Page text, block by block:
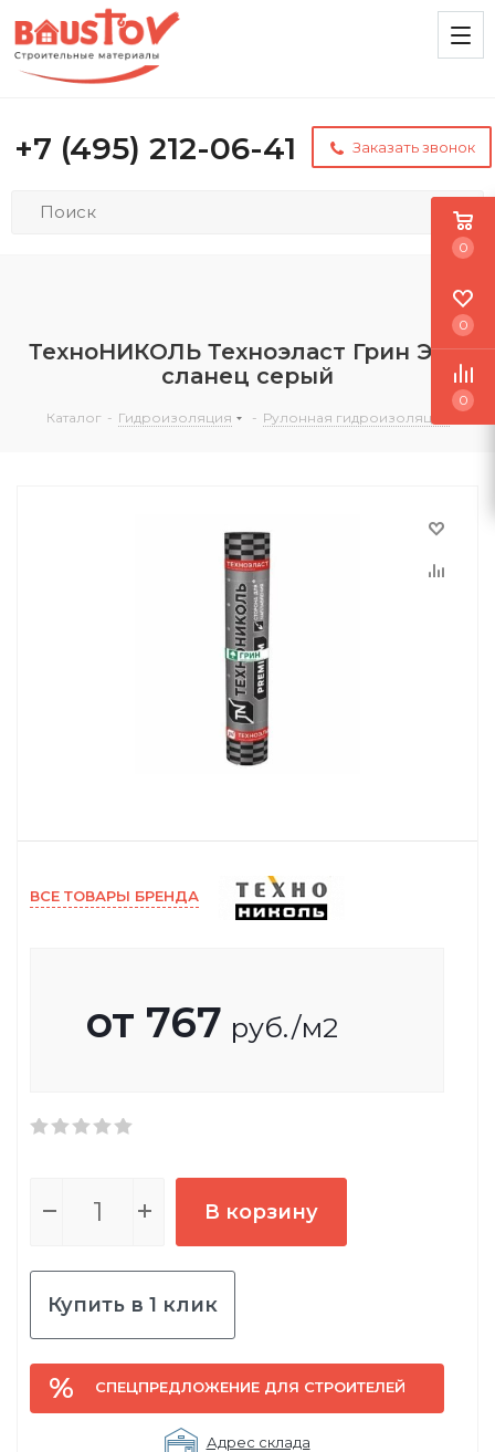
+7 (495) 212-06-41 Заказать звонок
ТехноНИКОЛЬ Техноэласт Грин ЭКП
сланец серый
Каталог - Гидроизоляция - Рулонная гидроизоляция
ВСЕ ТОВАРЫ БРЕНДА
от 767 руб./м2
В корзину
Купить в 1 клик
СПЕЦПРЕДЛОЖЕНИЕ ДЛЯ СТРОИТЕЛЕЙ
Адрес склада
0
0
0